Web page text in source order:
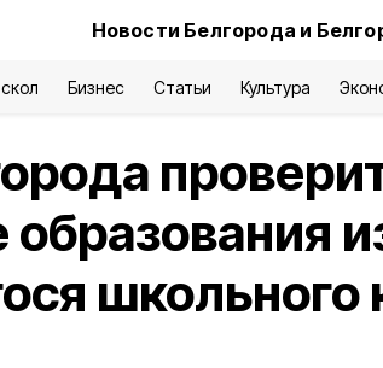
Новости Белгорода и
Бизнес Статьи Культура
школьного